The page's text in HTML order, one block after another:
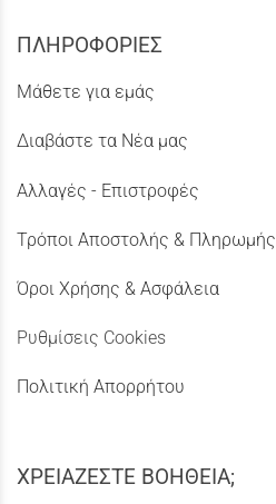
ΠΛΗΡΟΦΟΡΙΕΣ
Μάθετε για εμάς
Διαβάστε τα Νέα μας
Αλλαγές - Επιστροφές
Τρόποι Αποστολής & Πληρωμής
Όροι Χρήσης & Ασφάλεια
Ρυθμίσεις Cookies
Πολιτική Απορρήτου
ΧΡΕΙΑΖΕΣΤΕ ΒΟΗΘΕΙΑ;